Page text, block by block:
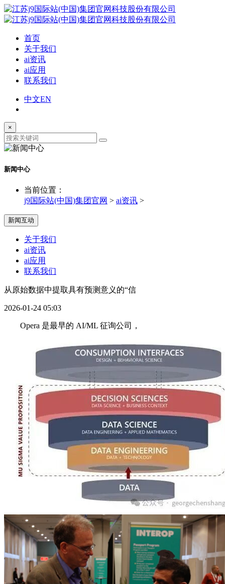
首页
关于我们
ai资讯
ai应用
联系我们
中文EN
×
新闻中心
当前位置：
j9国际站(中国)集团官网 > ai资讯 >
新闻互动
关于我们
ai资讯
ai应用
联系我们
从原始数据中提取具有预测意义的“信
2026-01-24 05:03
Opera 是最早的 AI/ML 征询公司，